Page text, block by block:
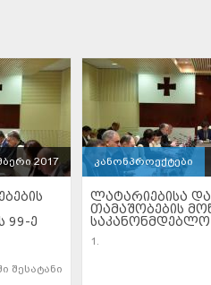
2017
99-Ე
შესატანი
კანონპროექტები
ᲚᲐᲢᲐᲠᲘᲔᲑᲘᲡᲐ
ᲗᲐᲛᲐᲨᲝᲑᲔᲑᲘᲡ
1.